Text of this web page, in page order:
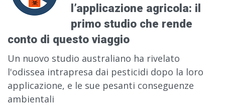
l’applicazione agricola: il
primo studio che rende
conto di questo viaggio
Un nuovo studio australiano ha rivelato
l'odissea intrapresa dai pesticidi dopo la loro
applicazione, e le sue pesanti conseguenze
ambientali